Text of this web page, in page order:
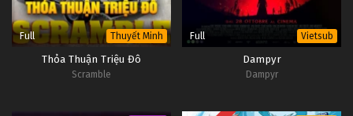
Full Thuyết Minh
Thỏa Thuận Triệu Đô
Scramble
Full Vietsub
Dampyr
Dampyr